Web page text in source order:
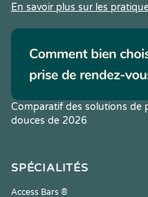
En savoir plus sur les
Comparatif des solutions de
douces de 2026
SPÉCIALITÉS
Access Bars ®